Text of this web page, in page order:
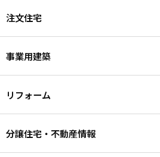
注文住宅
事業用建築
リフォーム
分譲住宅・不動産情報